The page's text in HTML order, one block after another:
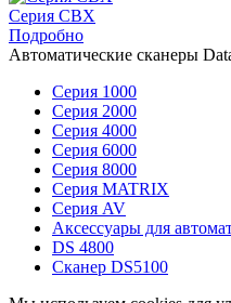
Серия CBX
Подробно
Автоматические сканеры
Серия 1000
Серия 2000
Серия 4000
Серия 6000
Серия 8000
Серия MATRIX
Серия AV
Аксессуары для
DS 4800
Сканер DS5100